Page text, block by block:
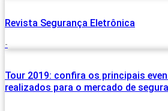
Revista Segurança Eletrônica
-
Tour 2019: confira os principais
realizados para o mercado de